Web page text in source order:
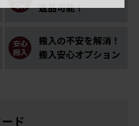
返品可能！
搬入の不安を解消！
搬入安心オプション
ド